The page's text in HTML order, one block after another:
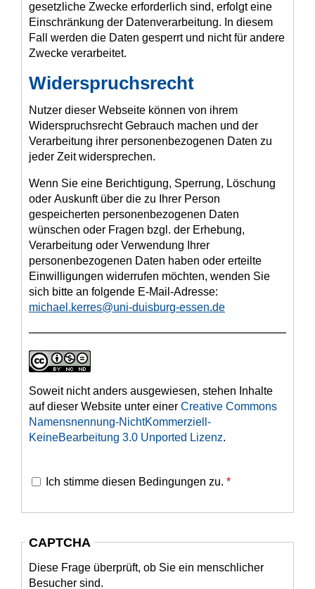
gesetzliche Zwecke erforderlich sind, erfolgt eine
Einschränkung der Datenverarbeitung. In diesem
Fall werden die Daten gesperrt und nicht für andere
Zwecke verarbeitet.
Widerspruchsrecht
Nutzer dieser Webseite können von ihrem
Widerspruchsrecht Gebrauch machen und der
Verarbeitung ihrer personenbezogenen Daten zu
jeder Zeit widersprechen.
Wenn Sie eine Berichtigung, Sperrung, Löschung
oder Auskunft über die zu Ihrer Person
gespeicherten personenbezogenen Daten
wünschen oder Fragen bzgl. der Erhebung,
Verarbeitung oder Verwendung Ihrer
personenbezogenen Daten haben oder erteilte
Einwilligungen widerrufen möchten, wenden Sie
sich bitte an folgende E-Mail-Adresse:
michael.kerres@uni-duisburg-essen.de
Soweit nicht anders ausgewiesen, stehen Inhalte
auf dieser Website unter einer Creative Commons
Namensnennung-NichtKommerziell-
KeineBearbeitung 3.0 Unported Lizenz.
Ich stimme diesen Bedingungen zu. *
CAPTCHA
Diese Frage überprüft, ob Sie ein menschlicher
Besucher sind.